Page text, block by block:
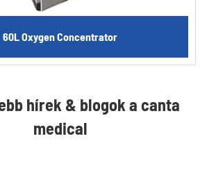
60L Oxygen Concentrator
hírek & blogok a canta
medical